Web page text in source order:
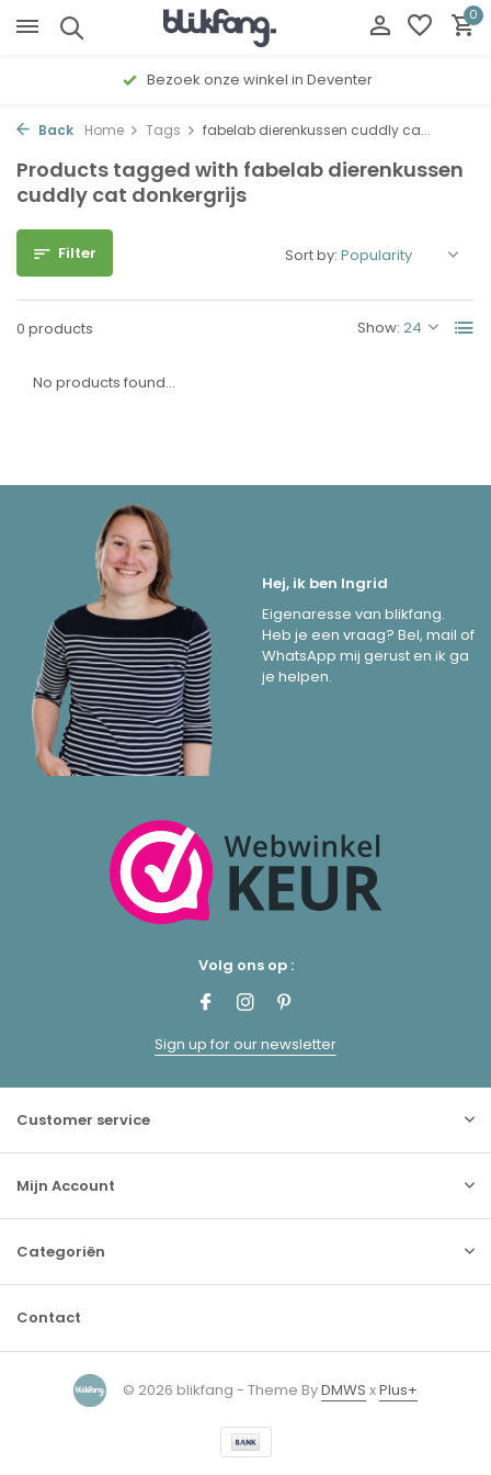
0
Bezoek onze winkel in Deventer
Back Home Tags fabelab dierenkussen cuddly ca...
Products tagged with fabelab dierenkussen
cuddly cat donkergrijs
Filter
0 products Show:
Sort by:
No products found...
Hej, ik ben Ingrid
Eigenaresse van blikfang.
Heb je een vraag? Bel, mail of
WhatsApp mij gerust en ik ga
je helpen.
Volg ons op :
Sign up for our newsletter
Customer service
Mijn Account
Categoriën
Contact
© 2026 blikfang - Theme ByDMWS xPlus+